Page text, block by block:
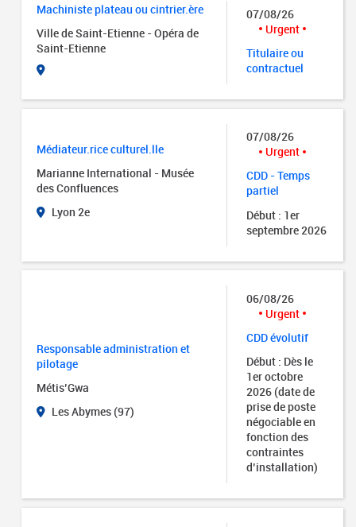
Machiniste plateau ou cintrier.ère
Ville de Saint-Etienne - Opéra de
Saint-Etienne
07/08/26
Urgent
Titulaire ou
contractuel
Médiateur.rice culturel.lle
Marianne International - Musée
des Confluences
Lyon 2e
07/08/26
Urgent
CDD - Temps
partiel
Début : 1er
septembre 2026
Responsable administration et
pilotage
Métis’Gwa
Les Abymes (97)
06/08/26
Urgent
CDD évolutif
Début : Dès le
1er octobre
2026 (date de
prise de poste
négociable en
fonction des
contraintes
d’installation)